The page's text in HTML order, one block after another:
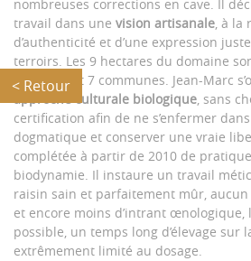
< Retour
nombreuses corrections en cave. Il
travail dans une vision artisanale, à la
d’authenticité et d’une expression
terroirs. Les 9 hectares du domaine
parcelles et 7 communes. Jean-Marc
approche culturale biologique, sans
certification afin de ne s’enfermer
dogmatique et conserver une vraie
complétée à partir de 2010 de
biodynamie. Il instaure un travail
raisin sain et parfaitement mûr,
et encore moins d’intrant œnologique,
possible, un temps long d’élevage sur
extrêmement limité au dosage.